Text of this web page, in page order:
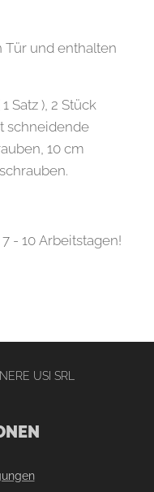
Tür und enthalten
Satz ), 2 Stück
schneidende
10 cm
- 10 Arbeitstagen!
USI SRL